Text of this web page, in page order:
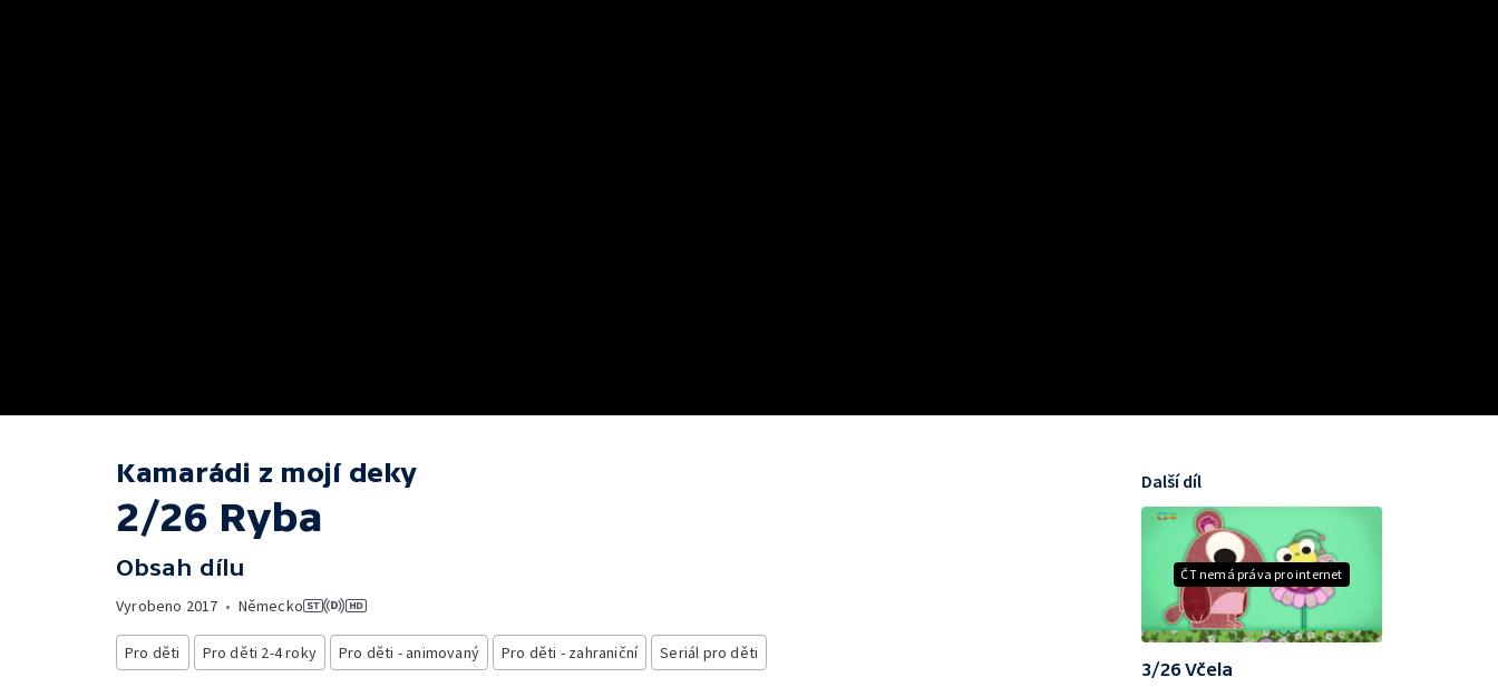
Kamarádi z mojí deky
2/26 Ryba
Obsah dílu
Vyrobeno 2017 • Německo
Pro děti Pro děti 2-4 roky Pro děti - animovaný Pro děti - zahraniční Seriál pro děti
ČT nemá práva pro internet
Další díl
3/26 Včela